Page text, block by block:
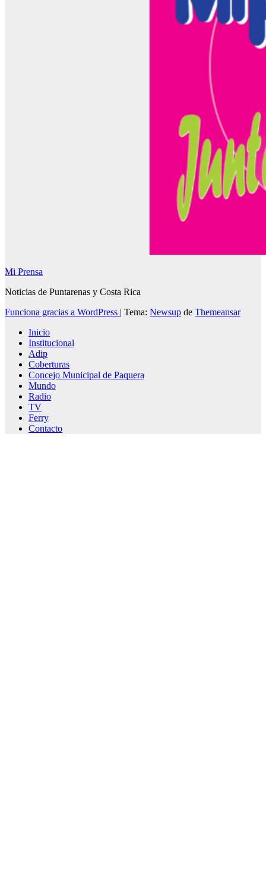
Mi Prensa
Noticias de Puntarenas y Costa Rica
Funciona gracias a WordPress | Tema: Newsup de Themeansar
Inicio
Institucional
Adip
Coberturas
Concejo Municipal de Paquera
Mundo
Radio
TV
Ferry
Contacto